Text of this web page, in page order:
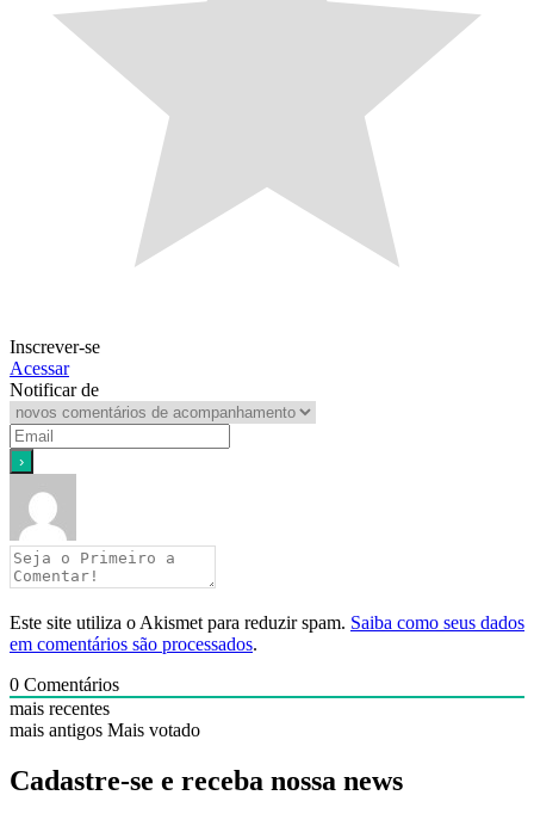
Inscrever-se
Acessar
Notificar de
Este site utiliza o Akismet para reduzir spam. Saiba como seus dados
em comentários são processados.
0 Comentários
mais recentes
mais antigos Mais votado
Cadastre-se e receba nossa news